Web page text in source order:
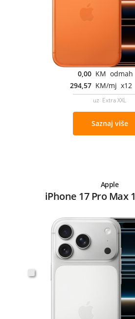
0,00 KM odmah
294,57 KM/mj x12
uz Extra XXL
Saznaj više
Apple
iPhone 17 Pro Max